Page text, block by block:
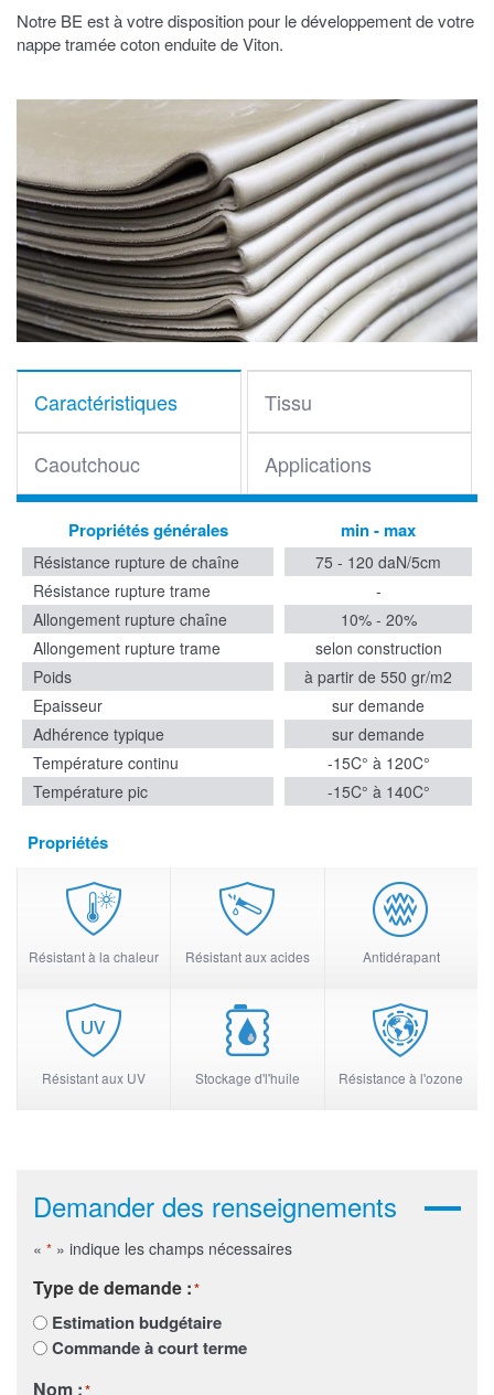
Notre BE est à votre disposition pour le développement de votre
nappe tramée coton enduite de Viton.
Caractéristiques Tissu
Caoutchouc Applications
Propriétés générales min - max
Résistance rupture de chaîne
75 - 120 daN/5cm
Résistance rupture trame
-
Allongement rupture chaîne
10% - 20%
Allongement rupture trame
selon construction
Poids
à partir de 550 gr/m2
Epaisseur
sur demande
Adhérence typique
sur demande
Température continu
-15C° à 120C°
Température pic
-15C° à 140C°
Propriétés
Résistant à la chaleur Résistant aux acides Antidérapant
Résistant aux UV Stockage d'l'huile Résistance à l'ozone
Demander des renseignements
« * » indique les champs nécessaires
Type de demande :*
Estimation budgétaire
Commande à court terme
Nom :*